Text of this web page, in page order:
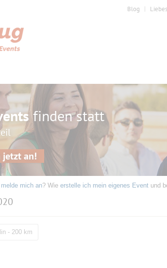
Blog
finden statt
jetzt an!
mich an? Wie erstelle ich mein eigenes Event und
- 200 km